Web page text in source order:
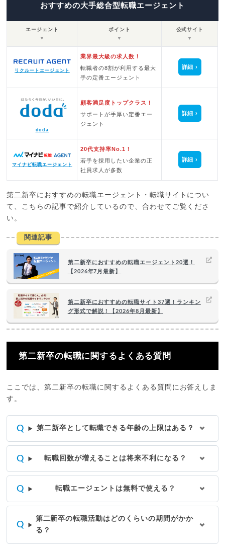
おすすめの大手総合型転職エージェント
エージェント
▼
ポイント
▼
公式サイト
▼
リクルートエージェント
業界最大級の求人数！
転職者の8割が利用する最大
手の定番エージェント
詳細
doda
顧客満足度トップクラス！
サポートが手厚い定番エー
ジェント
詳細
マイナビ転職エージェント
20代支持率No.1！
若手を採用したい企業の正
社員求人が多数
詳細
第二新卒におすすめの転職エージェント・転職サイトについ
て、こちらの記事で紹介しているので、合わせてご覧くださ
い。
関連記事
第二新卒におすすめの転職エージェント20選！
【2026年7月最新】
第二新卒におすすめの転職サイト37選！ランキン
グ形式で解説！【2026年8月最新】
第二新卒の転職に関するよくある質問
ここでは、第二新卒の転職に関するよくある質問にお答えしま
す。
第二新卒として転職できる年齢の上限はある？
転職回数が増えることは将来不利になる？
転職エージェントは無料で使える？
第二新卒の転職活動はどのくらいの期間がかか
る？